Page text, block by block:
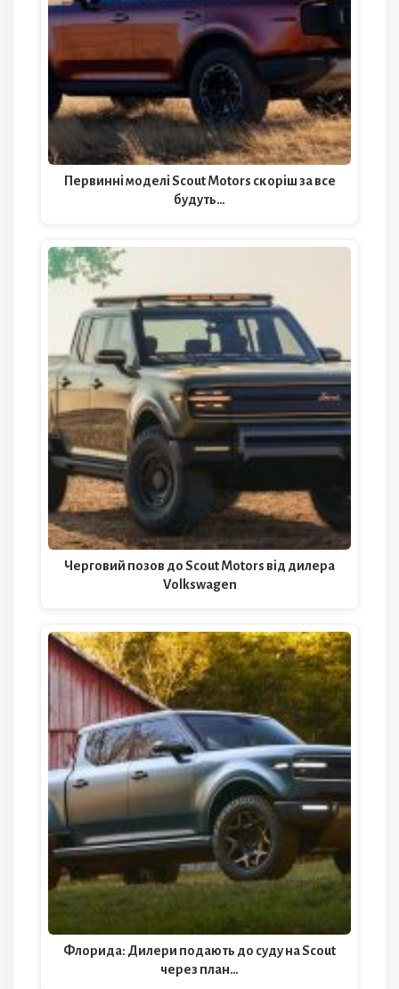
Первинні моделі Scout Motors скоріш за все
будуть…
Черговий позов до Scout Motors від дилера
Volkswagen
Флорида: Дилери подають до суду на Scout
через план…